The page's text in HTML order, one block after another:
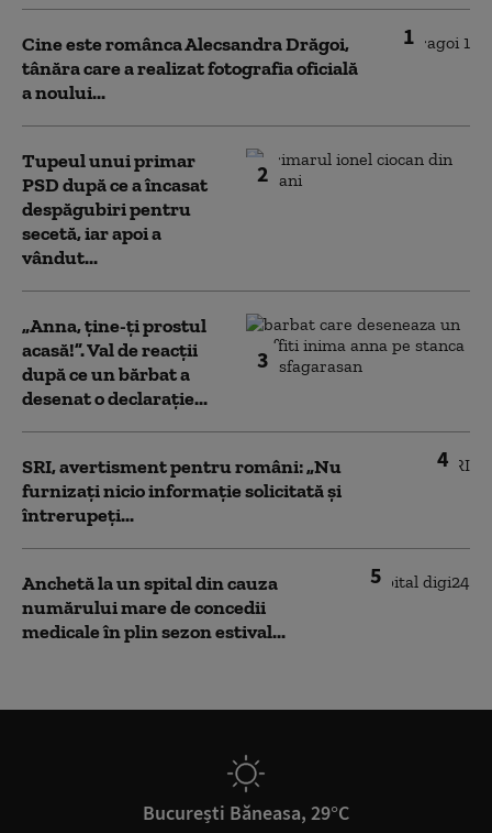
1
Cine este românca Alecsandra Drăgoi,
tânăra care a realizat fotografia oficială
a noului...
2
Tupeul unui primar
PSD după ce a încasat
despăgubiri pentru
secetă, iar apoi a
vândut...
3
„Anna, ţine-ţi prostul
acasă!”. Val de reacții
după ce un bărbat a
desenat o declarație...
4
SRI, avertisment pentru români: „Nu
furnizați nicio informație solicitată și
întrerupeți...
5
Anchetă la un spital din cauza
numărului mare de concedii
medicale în plin sezon estival...
București Băneasa, 29°C